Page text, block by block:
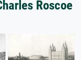
Roscoe